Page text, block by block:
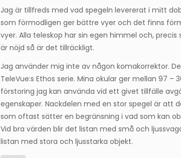
Jag är tillfreds med vad spegeln levererat i mitt
som förmodligen ger bättre vyer och det finns
vyer. Alla teleskop har sin egen himmel och, precis
är nöjd så är det tillräckligt.
Jag använder mig inte av någon komakorrektor.
TeleVue:s Ethos serie. Mina okular ger mellan 97 –
förstoring jag kan använda vid ett givet tillfälle
egenskaper. Nackdelen med en stor spegel är att
som oftast sätter en begränsning i vad som kan
Vid bra värden blir det listan med små och
listan med stora och ljusstarka objekt.